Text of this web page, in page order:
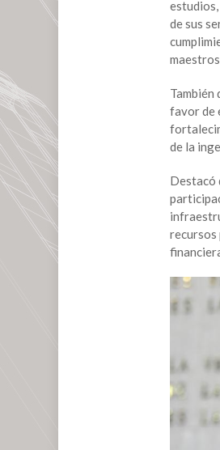
de sus
También
favor de
de la
Destacó
recursos